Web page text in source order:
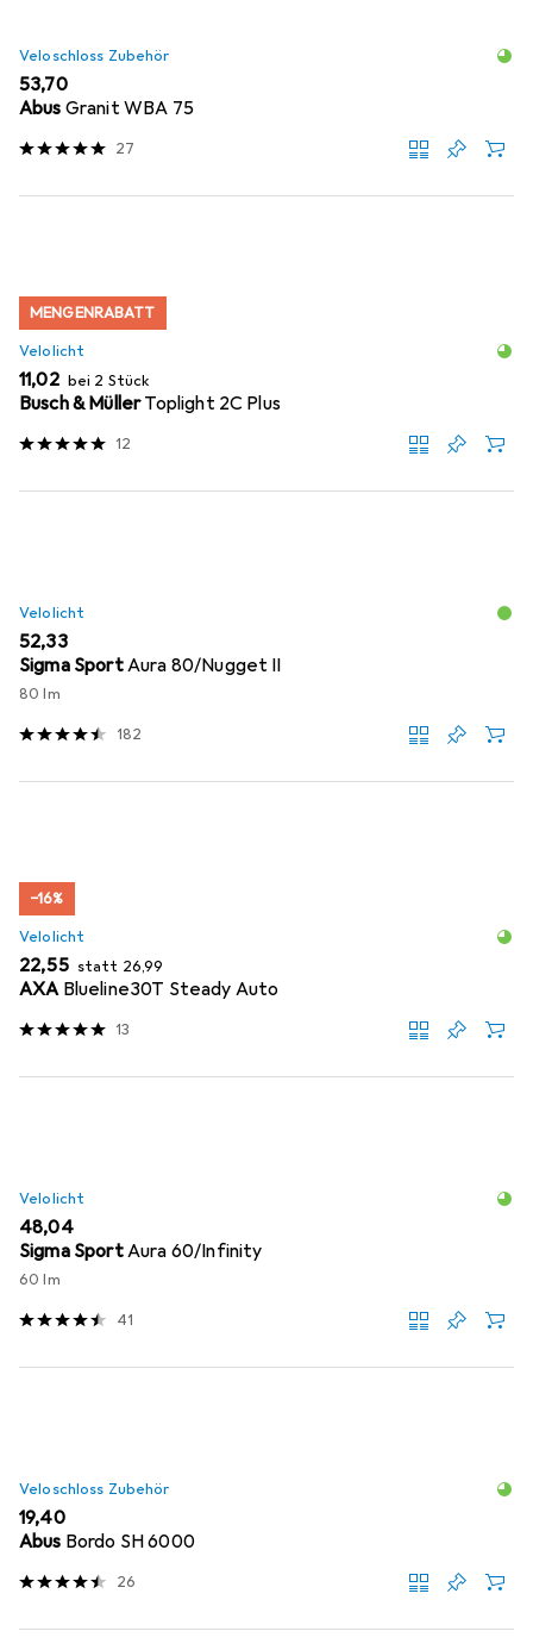
Veloschloss Zubehör
EUR
53,70
Abus Granit WBA 75
27
MENGENRABATT
Velolicht
EUR
11,02 bei 2 Stück
Busch & MüllerToplight 2C Plus
12
Velolicht
EUR
52,33
Sigma SportAura 80/Nugget II
80 lm
182
−16%
Velolicht
EUR
22,55 statt EUR
26,99
AXA Blueline30T Steady Auto
13
Velolicht
EUR
48,04
Sigma SportAura 60/Infinity
60 lm
41
Veloschloss Zubehör
EUR
19,40
Abus Bordo SH 6000
26